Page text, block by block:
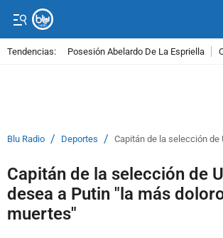
Tendencias: Posesión Abelardo De La Espriella
Blu Radio / Deportes / Capitán de la selección
Capitán de la selección de
desea a Putin "la más
muertes"